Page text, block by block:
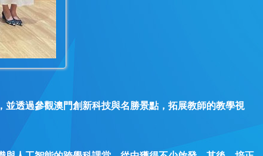
透過參觀澳門創新科技與名勝景點，拓展教師的教學視